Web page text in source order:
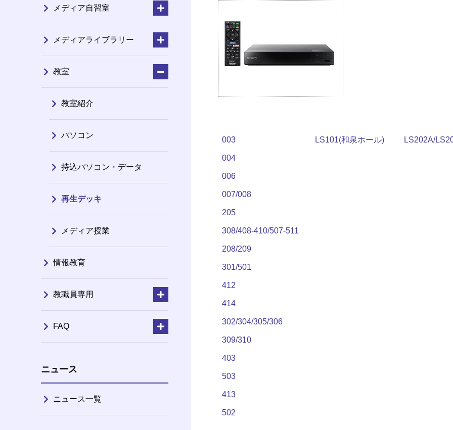
003
004
006
007/008
205
308/408-410/507-511
208/209
301/501
412
414
302/304/305/306
309/310
403
503
413
502
LS101(和泉ホール) LS202A/
メディア自習室
メディアライブラリー
教室
教室紹介
パソコン
持込パソコン・データ
再生デッキ
メディア授業
情報教育
教職員専用
FAQ
ニュース
ニュース一覧